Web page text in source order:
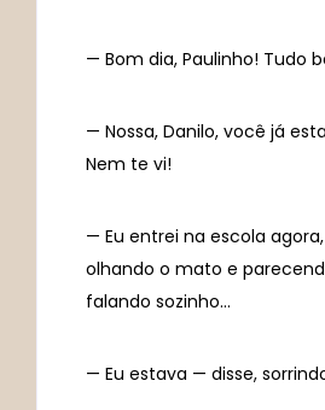
— Bom dia, Paulinho! Tudo
— Nossa, Danilo, você já
Nem te vi!
— Eu entrei na escola
olhando o mato e
falando sozinho…
— Eu estava — disse,